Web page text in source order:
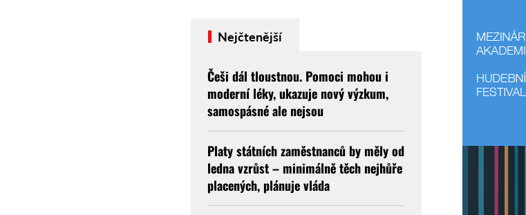
Nejčtenější
Češi dál tloustnou. Pomoci mohou i
moderní léky, ukazuje nový výzkum,
samospásné ale nejsou
Platy státních zaměstnanců by měly od
ledna vzrůst – minimálně těch nejhůře
placených, plánuje vláda